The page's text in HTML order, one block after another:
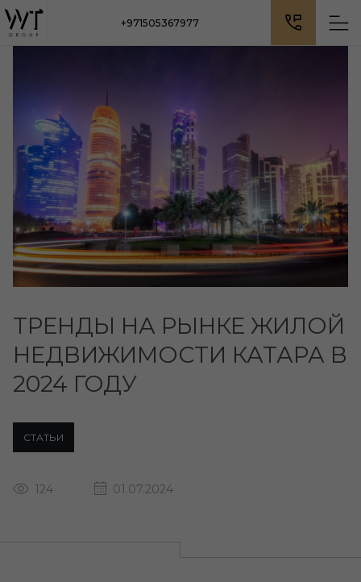
+971505367977
ТРЕНДЫ НА РЫНКЕ ЖИЛОЙ
НЕДВИЖИМОСТИ КАТАРА В
2024 ГОДУ
СТАТЬИ
124 01.07.2024